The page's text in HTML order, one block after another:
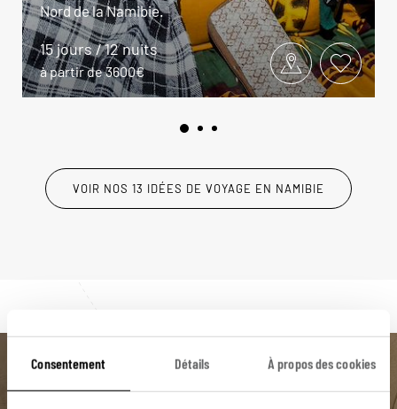
Consentement Détails À propos des cookies
Nord de la Namibie.
15 jours / 12 nuits
à partir de 3600€
VOIR NOS 13 IDÉES DE VOYAGE EN NAMIBIE
Luciole,